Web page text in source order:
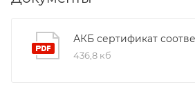
АКБ сертификат
436,8 кб